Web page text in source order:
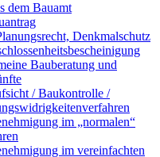
dem Bauamt
Denkmalschutz
Bauberatung und
/ Baukontrolle /
im „normalen“
im vereinfachten